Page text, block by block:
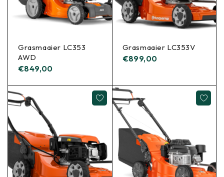
Grasmaaier LC353
AWD
€849,00
Grasmaaier LC353V
€899,00